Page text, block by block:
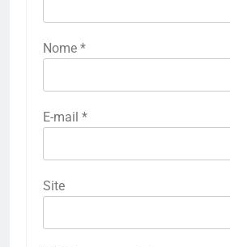
Nome *
E-mail *
Site